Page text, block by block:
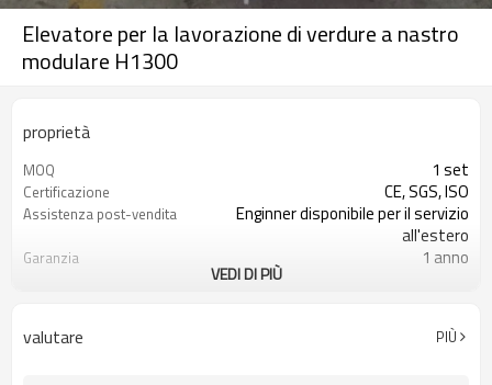
Elevatore per la lavorazione di verdure a nastro
modulare H1300
proprietà
MOQ 1 set
Certificazione CE, SGS, ISO
Assistenza post-vendita
Enginner disponibile per il servizio
all'estero
Garanzia 1 anno
VEDI DI PIÙ
valutare PIÙ